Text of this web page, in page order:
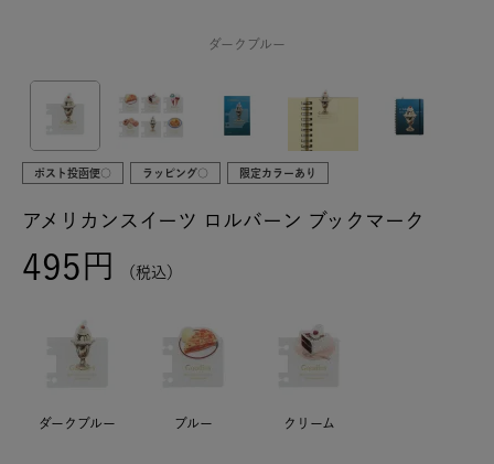
ダークブルー
ポスト投函便○ ラッピング○ 限定カラーあり
アメリカンスイーツ ロルバーン ブックマーク
495 税込
ダークブルー ブルー クリーム